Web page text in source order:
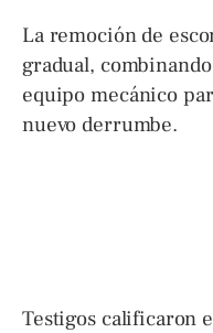
La remoción de
gradual,
equipo mecánico
nuevo derrumbe.
Testigos calificaron